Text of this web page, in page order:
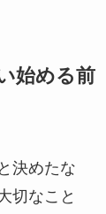
始める前
決めたな
切なこと